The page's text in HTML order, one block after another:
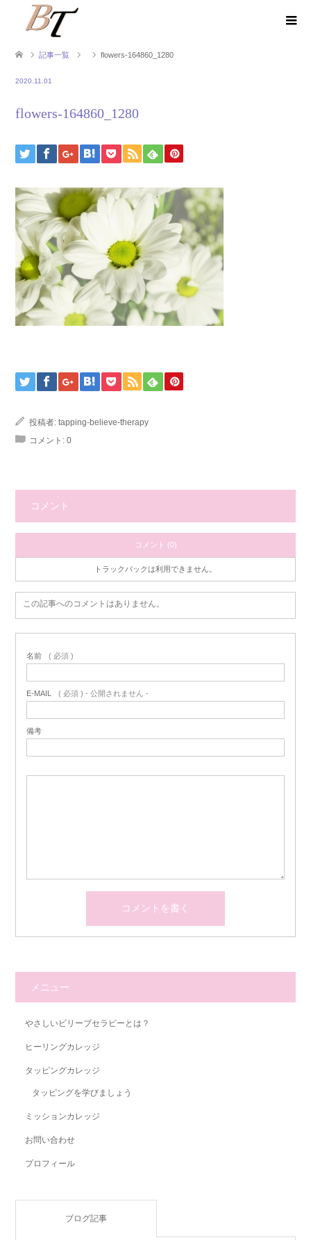
記事一覧 flowers-164860_1280
2020.11.01
flowers-164860_1280
投稿者: tapping-believe-therapy
コメント: 0
コメント
コメント (0)
トラックバックは利用できません。
この記事へのコメントはありません。
名前 ( 必須 )
E-MAIL ( 必須 ) - 公開されません -
備考
メニュー
やさしいビリーブセラピーとは？
ヒーリングカレッジ
タッピングカレッジ
タッピングを学びましょう
ミッションカレッジ
お問い合わせ
プロフィール
ブログ記事